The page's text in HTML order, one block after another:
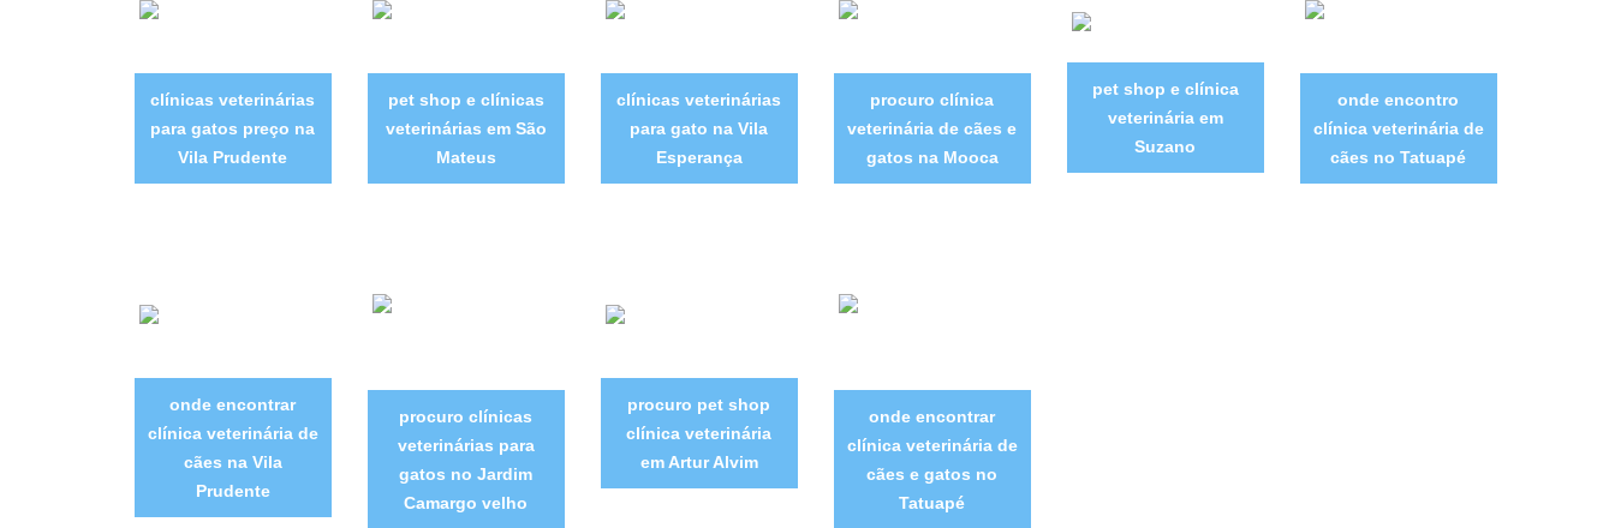
clínicas veterinárias
para gatos preço na
Vila Prudente
pet shop e clínicas
veterinárias em São
Mateus
clínicas veterinárias
para gato na Vila
Esperança
procuro clínica
veterinária de cães e
gatos na Mooca
pet shop e clínica
veterinária em
Suzano
onde encontro
clínica veterinária de
cães no Tatuapé
onde encontrar
clínica veterinária de
cães na Vila
Prudente
procuro clínicas
veterinárias para
gatos no Jardim
Camargo velho
procuro pet shop
clínica veterinária
em Artur Alvim
onde encontrar
clínica veterinária de
cães e gatos no
Tatuapé